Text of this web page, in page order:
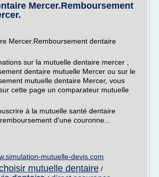
Mercer.Remboursement
Mercer.Remboursement dentaire
sur la mutuelle dentaire mercer ,
dentaire mutuelle Mercer ou sur le
mutuelle dentaire Mercer, vous
cette page un comparateur mutuelle
à la mutuelle santé dentaire
d'une couronne...
mutuelle-devis.com
mutuelle dentaire /